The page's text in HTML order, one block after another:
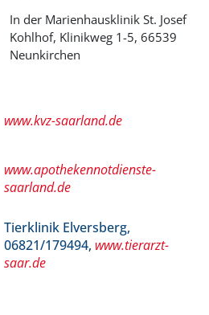
In der Marienhausklinik St. Josef
Kohlhof, Klinikweg 1-5, 66539
Neunkirchen
www.kvz-saarland.de
www.apothekennotdienste-
saarland.de
Tierklinik Elversberg,
06821/179494, www.tierarzt-
saar.de